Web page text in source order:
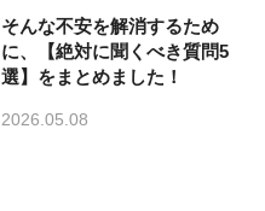
そんな不安を解消するため
に、【絶対に聞くべき質問5
選】をまとめました！
2026.05.08